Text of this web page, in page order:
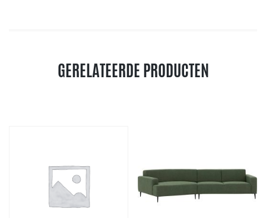
GERELATEERDE PRODUCTEN